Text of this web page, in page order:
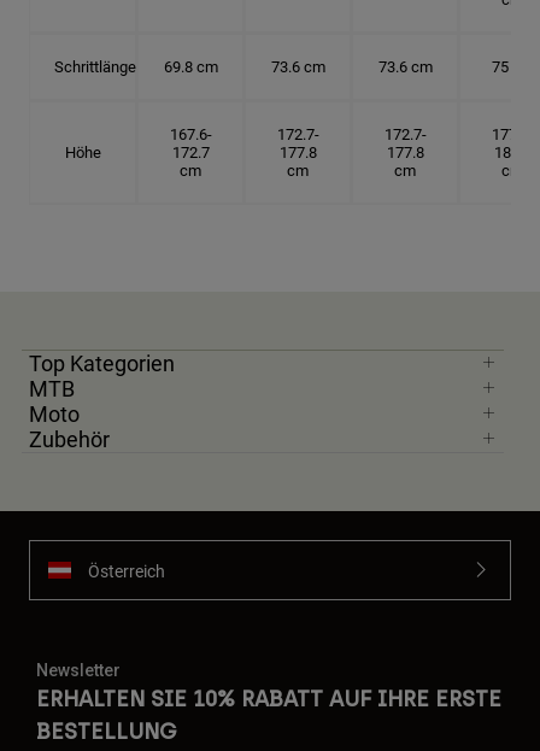
Schrittlänge 69.8 cm 73.6 cm 73.6 cm 75 cm
Höhe
167.6-
172.7
cm
172.7-
177.8
cm
172.7-
177.8
cm
177.8-
182.9
cm
Top Kategorien
MTB
Moto
Zubehör
Österreich
Newsletter
ERHALTEN SIE 10% RABATT AUF IHRE ERSTE
BESTELLUNG